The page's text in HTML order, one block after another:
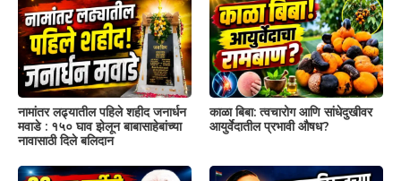
नामांतर लढ्यातील पहिले शहीद जनार्धन
मवाडे : १५० घाव झेलून बाबासाहेबांच्या
नावासाठी दिले बलिदान
काळा बिबा: त्वचारोग आणि सांधेदुखीवर
आयुर्वेदातील प्रभावी औषध?